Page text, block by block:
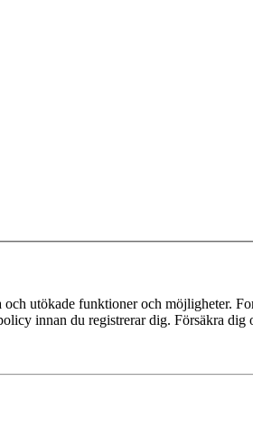
utökade funktioner och möjligheter.
innan du registrerar dig. Försäkra